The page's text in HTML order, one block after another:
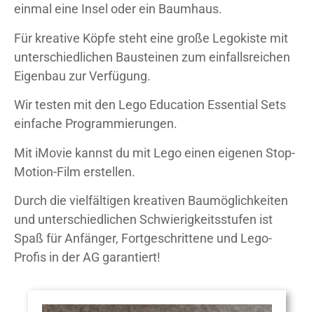
einmal eine Insel oder ein Baumhaus.
Für kreative Köpfe steht eine große Legokiste mit
unterschiedlichen Bausteinen zum einfallsreichen
Eigenbau zur Verfügung.
Wir testen mit den Lego Education Essential Sets
einfache Programmierungen.
Mit iMovie kannst du mit Lego einen eigenen Stop-
Motion-Film erstellen.
Durch die vielfältigen kreativen Baumöglichkeiten
und unterschiedlichen Schwierigkeitsstufen ist
Spaß für Anfänger, Fortgeschrittene und Lego-
Profis in der AG garantiert!